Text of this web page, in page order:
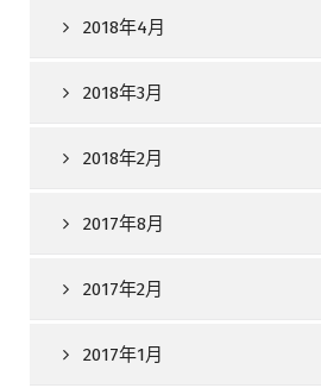
2018年4月
2018年3月
2018年2月
2017年8月
2017年2月
2017年1月